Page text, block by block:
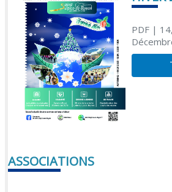
PDF|
ASSOCIATIONS